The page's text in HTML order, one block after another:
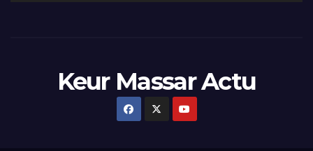
Keur Massar Actu